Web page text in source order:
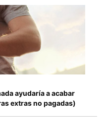
ayudaría a acabar
extras no pagadas)